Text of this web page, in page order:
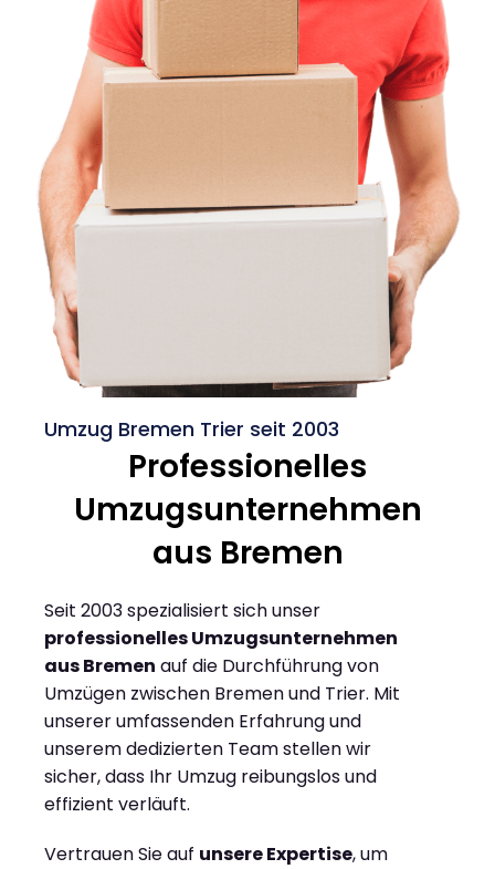
Umzug Bremen Trier seit 2003
Professionelles
Umzugsunternehmen
aus Bremen
Seit 2003 spezialisiert sich unser
professionelles Umzugsunternehmen
aus Bremen auf die Durchführung von
Umzügen zwischen Bremen und Trier. Mit
unserer umfassenden Erfahrung und
unserem dedizierten Team stellen wir
sicher, dass Ihr Umzug reibungslos und
effizient verläuft.
Vertrauen Sie auf unsere Expertise, um